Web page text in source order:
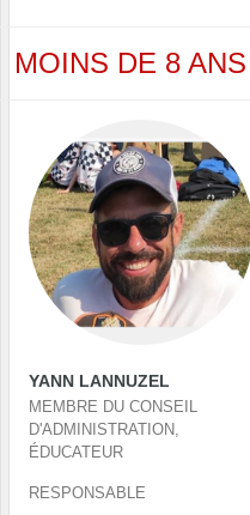
MOINS DE 8 ANS
YANN LANNUZEL
MEMBRE DU CONSEIL
D'ADMINISTRATION,
ÉDUCATEUR
RESPONSABLE